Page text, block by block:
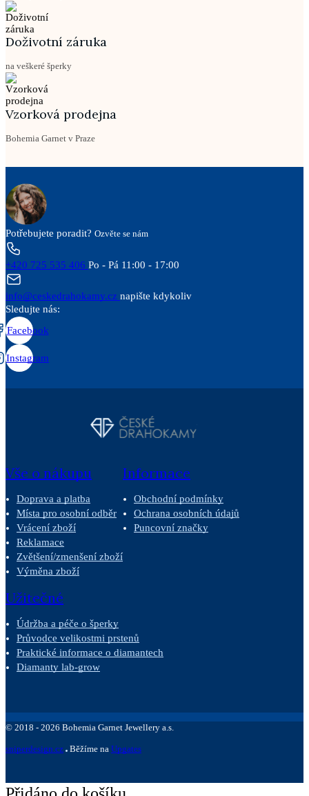
Doživotní záruka
na veškeré šperky
Vzorková prodejna
Bohemia Garnet v Praze
Potřebujete poradit? Ozvěte se nám
+420 725 535 406 Po - Pá 11:00 - 17:00
info@ceskedrahokamy.cz napište kdykoliv
Sledujte nás:
Facebook
Instagram
Vše o nákupu
Doprava a platba
Místa pro osobní odběr
Vrácení zboží
Reklamace
Zvětšení/zmenšení zboží
Výměna zboží
Informace
Obchodní podmínky
Ochrana osobních údajů
Puncovní značky
Užitečné
Údržba a péče o šperky
Průvodce velikostmi prstenů
Praktické informace o diamantech
Diamanty lab-grow
© 2018 - 2026 Bohemia Garnet Jewellery a.s.
sniperdesign.cz Běžíme na Upgates